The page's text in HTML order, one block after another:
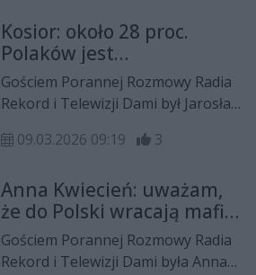
pomysł - powiedział nam doktor
Janusz Romanowski, gastrolog,
właściciel przychodni
specjalistycznych Endomed w
Radomiu.
Radomiu.
Kosior: około 28 proc.
Polaków jest
ubezpieczonych, a nie
płaci składki
Gościem Porannej Rozmowy Radia
Rekord i Telewizji Dami był Jarosław
Radomiu.
09.03.2026 09:19 3
Anna Kwiecień: uważam,
że do Polski wracają mafie
vatowskie
Gościem Porannej Rozmowy Radia
Rekord i Telewizji Dami była Anna